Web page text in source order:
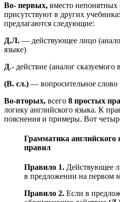
Во- первых, вместо непонятных
присутствуют в других
предлагаются следующие:
Д.Л. — действующее лицо
языке)
Д.- действие (аналог сказуемого
(B. cл.) — вопросительное слово
Во-вторых, всего 8 простых
логику английского языка. К
пояснения и примеры. Вот
Грамматика
правил
Правило 1. Действующее
в предложении на первом
Правило 2. Если в